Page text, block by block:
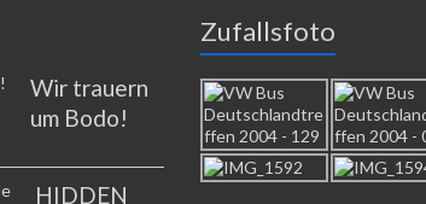
Wir trauern
um Bodo!
HIDDEN
Zufallsfoto